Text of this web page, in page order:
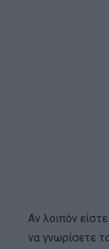
Αν λοιπόν
να γνωρίσετε